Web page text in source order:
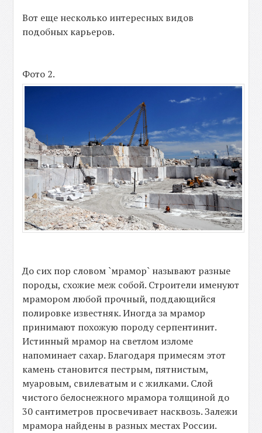
Вот еще несколько интересных видов
подобных карьеров.
Фото 2.
До сих пор словом `мрамор` называют разные
породы, схожие меж собой. Строители именуют
мрамором любой прочный, поддающийся
полировке известняк. Иногда за мрамор
принимают похожую породу серпентинит.
Истинный мрамор на светлом изломе
напоминает сахар. Благодаря примесям этот
камень становится пестрым, пятнистым,
муаровым, свилеватым и с жилками. Слой
чистого белоснежного мрамора толщиной до
30 сантиметров просвечивает насквозь. Залежи
мрамора найдены в разных местах России.